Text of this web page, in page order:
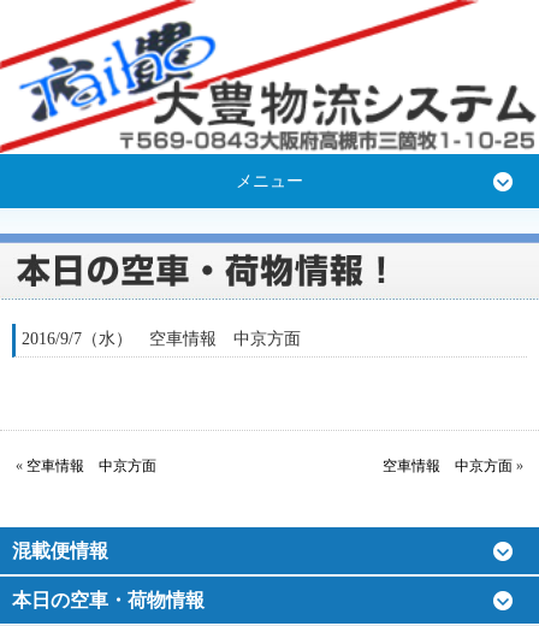
メニュー
2016/9/7（水） 空車情報 中京方面
« 空車情報 中京方面 空車情報 中京方面 »
混載便情報
本日の空車・荷物情報